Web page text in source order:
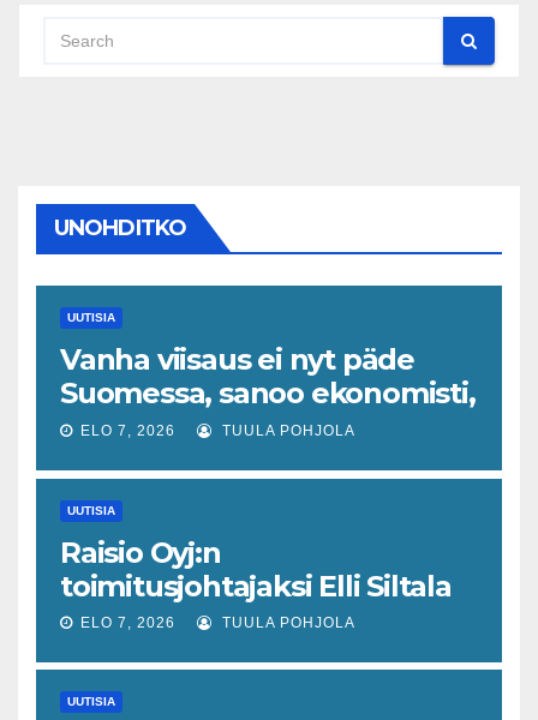
UNOHDITKO
UUTISIA
Vanha viisaus ei nyt päde
Suomessa, sanoo ekonomisti,
joka odottaa työllisyyteen
piristymistä
ELO 7, 2026 TUULA POHJOLA
UUTISIA
Raisio Oyj:n
toimitusjohtajaksi Elli Siltala
ELO 7, 2026 TUULA POHJOLA
UUTISIA